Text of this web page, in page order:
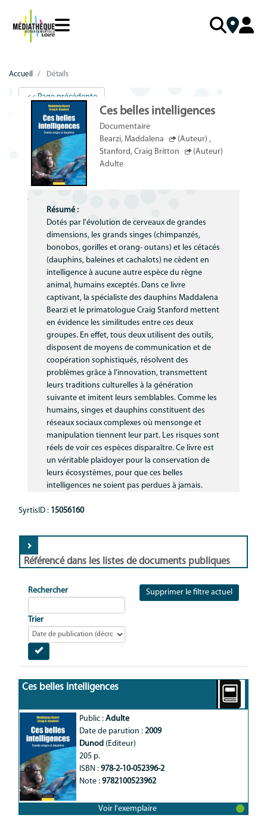
Menu
Schéma départemental
Qui fait quoi ?
Collection départementale
Accompagnement au quotidien
Accompagnement poldoc
Accompagnement de projets
Formations
Outils de médiation
Action sociale et culturelle
Communication
VOTRE BOÎTE À OUTILS
Cadre réglementaire
Politique documentaire
Valorisation des collections
Accueil du public
Équipe de la bibliothèque
Rapport d’activité
FOCUS COLLECTIONS
Nouveautés
Coups de cœur
Mon
responsive
mobile
Mot de passe perdu
J'AI BESOIN D'AIDE
Aide à la connexion
Accueil Détails
<< Page précédente
Ces belles intelligences
Documentaire
Bearzi, Maddalena
(Auteur) ,
Stanford, Craig Britton
(Auteur)
Adulte
Résumé :
Dotés par l'évolution de cerveaux de grandes
dimensions, les grands singes (chimpanzés,
bonobos, gorilles et orang- outans) et les cétacés
(dauphins, baleines et cachalots) ne cèdent en
intelligence à aucune autre espèce du règne
animal, humains exceptés. Dans ce livre
captivant, la spécialiste des dauphins Maddalena
Bearzi et le primatologue Craig Stanford mettent
en évidence les similitudes entre ces deux
groupes. En effet, tous deux utilisent des outils,
disposent de moyens de communication et de
coopération sophistiqués, résolvent des
problèmes grâce à l'innovation, transmettent
leurs traditions culturelles à la génération
suivante et imitent leurs semblables. Comme les
humains, singes et dauphins constituent des
réseaux sociaux complexes où mensonge et
manipulation tiennent leur part. Les risques sont
réels de voir ces espèces disparaître. Ce livre est
un véritable plaidoyer pour la conservation de
leurs écosystèmes, pour que ces belles
intelligences ne soient pas perdues à jamais.
SyrtisID : 15056160
Référencé dans les listes de documents publiques
Supprimer le filtre actuel
Rechercher
Trier
Ces belles intelligences
Public : Adulte
Date de parution : 2009
Dunod (Editeur)
205 p.
ISBN : 978-2-10-052396-2
Note : 9782100523962
Voir l'exemplaire